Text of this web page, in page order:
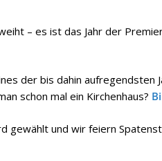
– es ist das Jahr der
der bis dahin aufregendsten
schon mal ein Kirchenhaus?
gewählt und wir feiern